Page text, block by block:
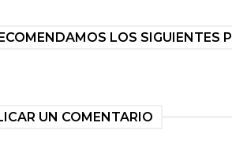
LOS SIGUIENTES
UN COMENTARIO